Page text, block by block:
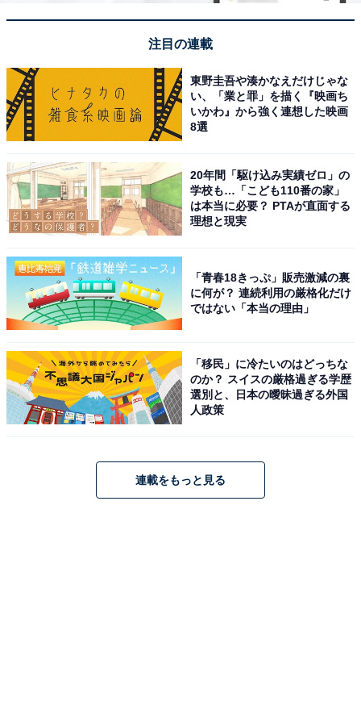
注目の連載
東野圭吾や湊かなえだけじゃな
い、「業と罪」を描く『映画ち
いかわ』から強く連想した映画
8選
20年間「駆け込み実績ゼロ」の
学校も…「こども110番の家」
は本当に必要？ PTAが直面する
理想と現実
「青春18きっぷ」販売激減の裏
に何が？ 連続利用の厳格化だけ
ではない「本当の理由」
「移民」に冷たいのはどっちな
のか？ スイスの厳格過ぎる学歴
選別と、日本の曖昧過ぎる外国
人政策
連載をもっと見る